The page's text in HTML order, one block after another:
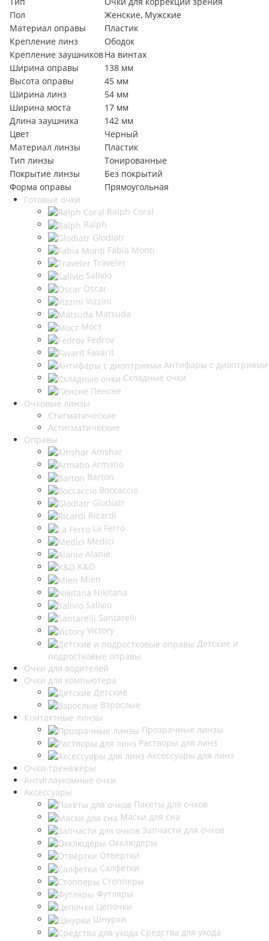
Пол
Женские, Мужские
Материал оправы
Пластик
Крепление линз
Ободок
Крепление заушниковНа винтах
Ширина оправы
138 мм
Высота оправы
45 мм
Ширина линз
54 мм
Ширина моста
17 мм
Длина заушника
142 мм
Цвет
Черный
Материал линзы
Пластик
Тип линзы
Тонированные
Покрытие линзы
Без покрытий
Форма оправы
Прямоугольная
Готовые очки
Ralph Coral
Ralph
Glodiatr
Fabia Monti
Traveler
Salivio
Oscar
Vizzini
Matsuda
Мост
Fedrov
Favarit
Антифары с диоптриями
Складные очки
Пенсне
Очковые линзы
Стигматические
Астигматические
Оправы
Amshar
Armatio
Barton
Boccaccio
Glodiatr
Ricardi
La Ferro
Medici
Alanie
K&D
Mien
Nikitana
Salivio
Santarelli
Victory
Детские и
подростковые оправы
Очки для водителей
Очки для компьютера
Детские
Взрослые
Контактные линзы
Прозрачные линзы
Растворы для линз
Аксессуары для линз
Очки-тренажеры
Антиглаукомные очки
Аксессуары
Пакеты для очков
Маски для сна
Запчасти для очков
Окклюдеры
Отвёртки
Салфетки
Стопперы
Футляры
Цепочки
Шнурки
Средства для ухода